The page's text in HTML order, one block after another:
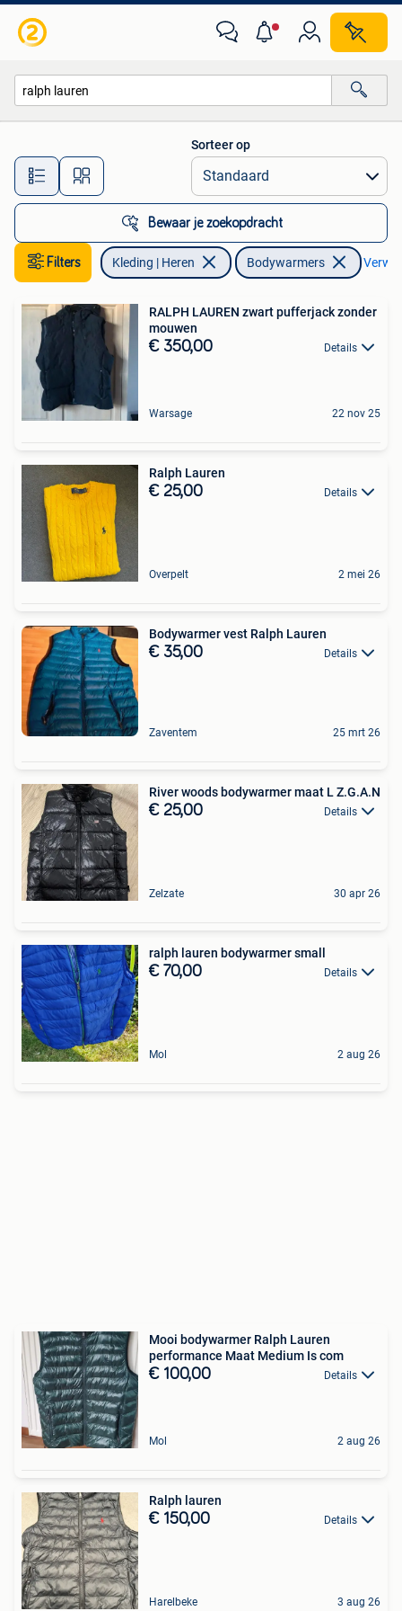
Alle afstanden…
Sorteer op
Bewaar je zoekopdracht
Filters Kleding | Heren Bodywarmers
RALPH LAUREN zwart pufferjack zonder
mouwen
€ 350,00 Details
Warsage 22 nov 25
Ralph Lauren
€ 25,00 Details
Overpelt 2 mei 26
Bodywarmer vest Ralph Lauren
€ 35,00 Details
Zaventem 25 mrt 26
River woods bodywarmer maat L Z.G.A.N
€ 25,00 Details
Zelzate 30 apr 26
ralph lauren bodywarmer small
€ 70,00 Details
Mol 2 aug 26
Mooi bodywarmer Ralph Lauren
performance Maat Medium Is com
€ 100,00 Details
Mol 2 aug 26
Ralph lauren
€ 150,00 Details
Harelbeke 3 aug 26